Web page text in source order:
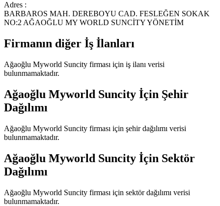
Adres :
BARBAROS MAH. DEREBOYU CAD. FESLEĞEN SOKAK
NO:2 AĞAOĞLU MY WORLD SUNCİTY YÖNETİM
Firmanın diğer İş İlanları
Ağaoğlu Myworld Suncity firması için iş ilanı verisi
bulunmamaktadır.
Ağaoğlu Myworld Suncity İçin Şehir
Dağılımı
Ağaoğlu Myworld Suncity firması için şehir dağılımı verisi
bulunmamaktadır.
Ağaoğlu Myworld Suncity İçin Sektör
Dağılımı
Ağaoğlu Myworld Suncity firması için sektör dağılımı verisi
bulunmamaktadır.